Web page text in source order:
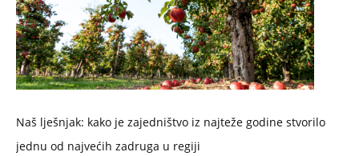
Naš lješnjak: kako je zajedništvo iz najteže godine stvorilo
jednu od najvećih zadruga u regiji